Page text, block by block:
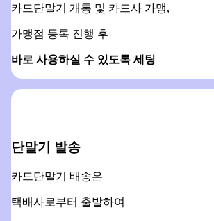
카드단말기 개통 및 카드사 가맹,
가맹점 등록 진행 후
바로 사용하실 수 있도록 세팅
단말기 발송
카드단말기 배송은
택배사로부터 출발하여